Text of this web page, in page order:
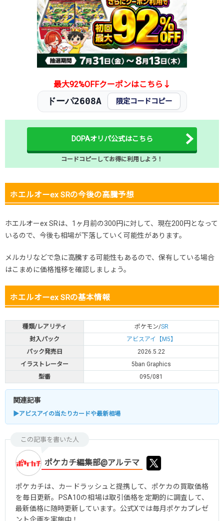
最大92%OFFクーポンはこちら↓
ドーパ2608A 限定コードコピー
DOPAオリパ公式はこちら
コードコピーしてお得に利用しよう！
ホエルオーex SRの今後の高騰予想
ホエルオーex SRは、1ヶ月前の300円に対して、現在200円となって
いるので、今後も相場が下落していく可能性があります。
メルカリなどで急に高騰する可能性もあるので、保有している場合
はこまめに価格推移を確認しましょう。
ホエルオーex SRの基本情報
種類/レアリティ ポケモン/SR
封入パック
アビスアイ【M5】
パック発売日
2026.5.22
イラストレーター
5ban Graphics
型番
095/081
関連記事
▶アビスアイの当たりカードや最新相場
この記事を書いた人
ポケカチ編集部@アルテマ
ポケカチは、カードラッシュと提携して、ポケカの買取価格
を毎日更新。PSA10の相場は取引価格を定期的に調査して、
最新価格に随時更新しています。公式Xでは毎月ポケカプレゼ